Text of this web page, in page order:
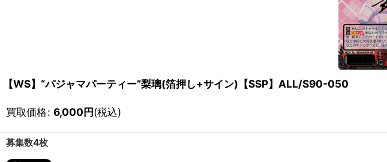
【WS】“パジャマパーティー”梨璃(箔押し+サイン)【SSP】ALL/S90-050
買取価格: 6,000円(税込)
募集数4枚